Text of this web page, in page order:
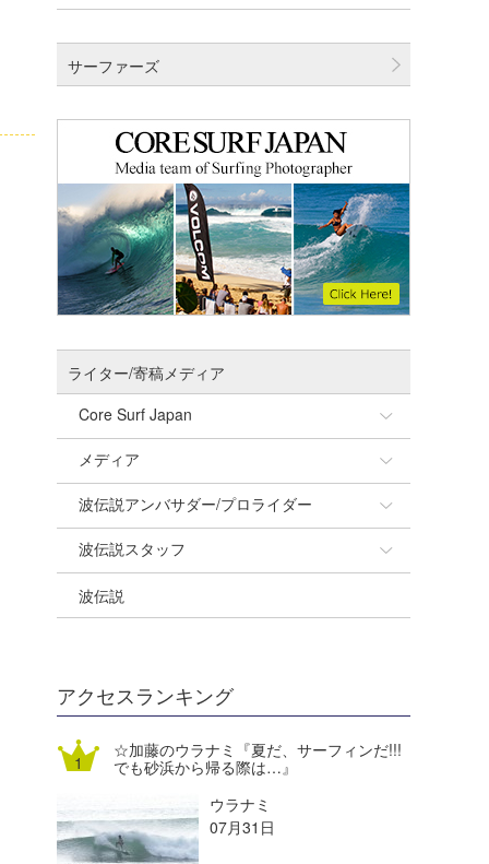
四国
沖縄
サーファーズ
ライター/寄稿メディア
Core Surf Japan
Naoya Kimoto
mitsuteru Kamio
Yasunari Inoue
Yoshiyuki Obata
DELTA FORCE SURF
熊谷素子
メディア
SURFMEDIA
Colors MAGAZINE
WAVAL
波伝説アンバサダー/プロライダー
福島寿実子
中浦“JET”章
進士剛光
植村未来
NOBUFUKU
波伝説スタッフ
☆加藤
Aichan
ECE
G◎Da
波伝説
アクセスランキング
☆加藤のウラナミ『夏だ、サーフィンだ!!!
でも砂浜から帰る際は…』
ウラナミ
07月31日